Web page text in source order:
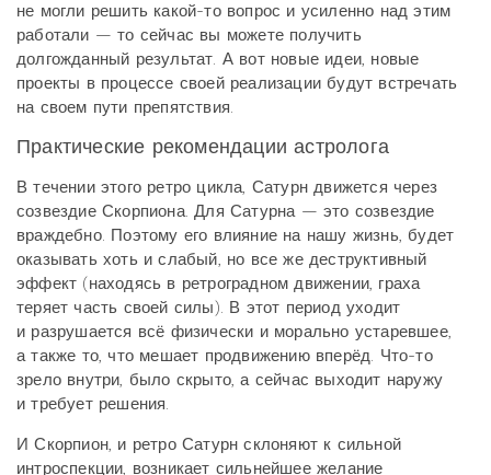
не могли решить какой-то вопрос и усиленно над этим
работали — то сейчас вы можете получить
долгожданный результат. А вот новые идеи, новые
проекты в процессе своей реализации будут встречать
на своем пути препятствия.
Практические рекомендации астролога
В течении этого ретро цикла, Сатурн движется через
созвездие Скорпиона. Для Сатурна — это созвездие
враждебно. Поэтому его влияние на нашу жизнь, будет
оказывать хоть и слабый, но все же деструктивный
эффект (находясь в ретроградном движении, граха
теряет часть своей силы). В этот период уходит
и разрушается всё физически и морально устаревшее,
а также то, что мешает продвижению вперёд. Что-то
зрело внутри, было скрыто, а сейчас выходит наружу
и требует решения.
И Скорпион, и ретро Сатурн склоняют к сильной
интроспекции, возникает сильнейшее желание